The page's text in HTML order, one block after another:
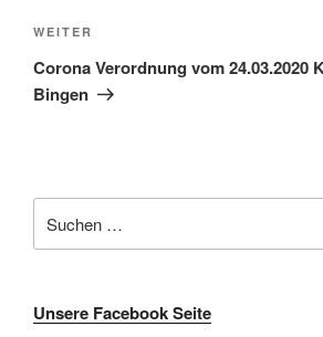
Nächster
Beitrag
WEITER
Corona Verordnung vom 24.03.2020
Bingen
nach:
Unsere Facebook Seite